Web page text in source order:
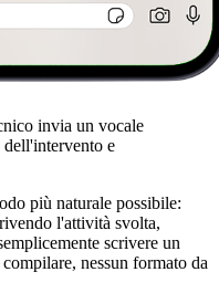
invia un vocale
e
più naturale possibile:
l'attività svolta,
scrivere un
nessun formato da